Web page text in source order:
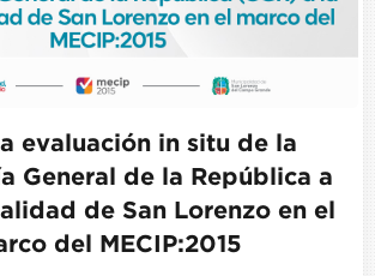
evaluación in situ de la
General de la República a
de San Lorenzo en el
del MECIP:2015